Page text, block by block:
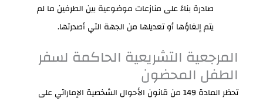
صادرة بناءً على منازعات موضوعية بين الطرفين ما لم
يتم إلغاؤها أو تعديلها من الجهة التي أصدرتها.
المرجعية التشريعية الحاكمة لسفر
الطفل المحضون
تحظر المادة 149 من قانون الأحوال الشخصية الإماراتي على